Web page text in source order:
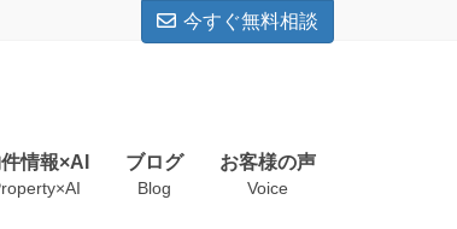
今すぐ無料相談
情報×AI ブログ
Blog
お客様の声
Voice